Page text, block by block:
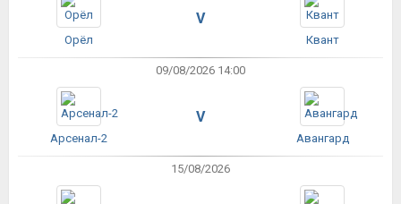
Орёл
V
Квант
09/08/2026 14:00
Арсенал-2
V
Авангард
15/08/2026